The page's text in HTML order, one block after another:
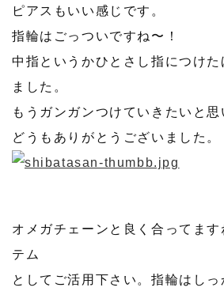
ピアスもいい感じです。
指輪はごっついですね〜！
中指というかひとさし指につけた
ました。
もうガンガンつけていきたいと思
どうもありがとうございました。
オメガチェーンと良く合ってます
テム
としてご活用下さい。指輪はしっ